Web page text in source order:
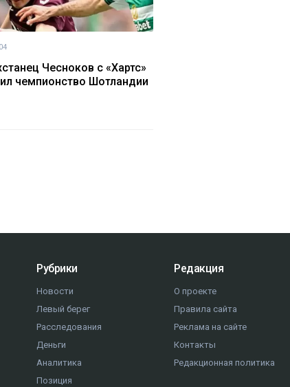
Чесноков с «Хартс»
чемпионство Шотландии
Рубрики
Новости
Левый берег
Расследования
Деньги
Аналитика
Позиция
Редакция
О проекте
Правила сайта
Реклама на сайте
Контакты
Редакционная политика